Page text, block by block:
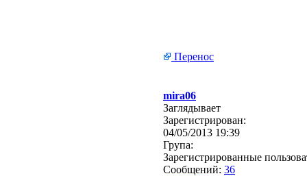
Перенос
mira06
Заглядывает
Зарегистрирован:
04/05/2013 19:39
Група:
Зарегистрированные
Сообщений: 36